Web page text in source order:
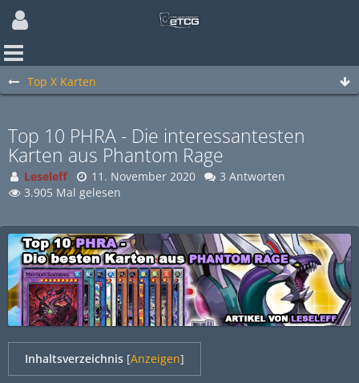
Top X Karten
Top 10 PHRA - Die interessantesten
Karten aus Phantom Rage
Leseleff 11. November 2020
3 Antworten
3.905 Mal gelesen
Inhaltsverzeichnis [Anzeigen]